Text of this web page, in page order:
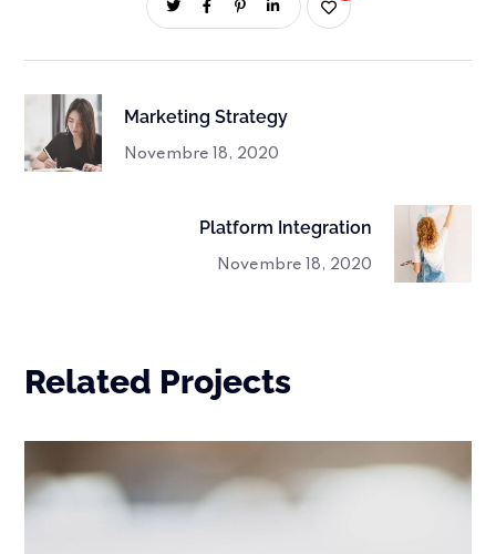
Marketing Strategy
Novembre 18, 2020
Platform Integration
Novembre 18, 2020
Related Projects